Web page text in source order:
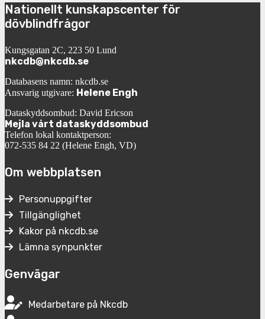
Nationellt kunskapscenter för
dövblindfrågor
Kungsgatan 2C, 223 50 Lund
nkcdb@nkcdb.se
Databasens namn: nkcdb.se
Ansvarig utgivare: Helene Engh
Dataskyddsombud: David Ericson
Mejla vårt dataskyddsombud
Telefon lokal kontaktperson:
072-535 84 22 (Helene Engh, VD)
Om webbplatsen
Personuppgifter
Tillgänglighet
Kakor på nkcdb.se
Lämna synpunkter
Genvägar
Medarbetare på Nkcdb